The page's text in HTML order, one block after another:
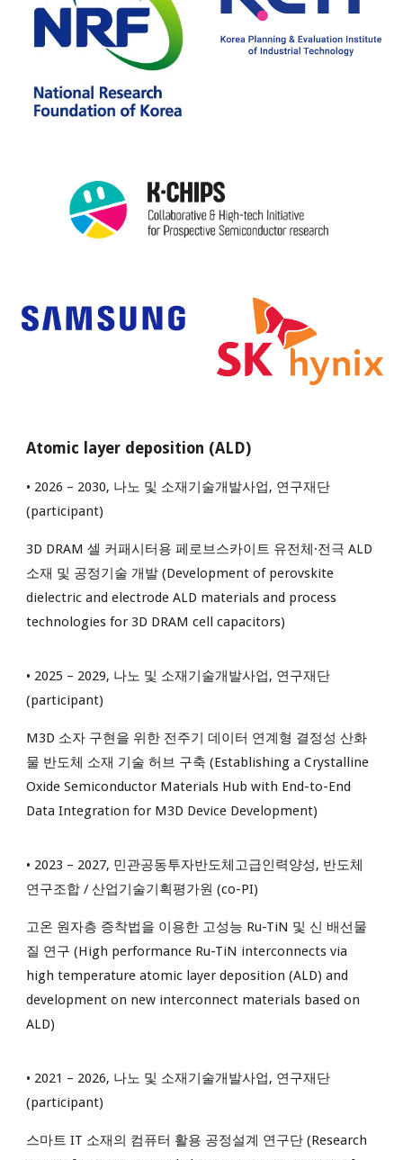
Atomic layer deposition (ALD)
• 2026 – 2030, 나노 및 소재기술개발사업, 연구재단
(participant)
3D DRAM 셀 커패시터용 페로브스카이트 유전체·전극 ALD
소재 및 공정기술 개발 (Development of perovskite
dielectric and electrode ALD materials and process
technologies for 3D DRAM cell capacitors)
• 2025 – 2029, 나노 및 소재기술개발사업, 연구재단
(participant)
M3D 소자 구현을 위한 전주기 데이터 연계형 결정성 산화
물 반도체 소재 기술 허브 구축 (Establishing a Crystalline
Oxide Semiconductor Materials Hub with End-to-End
Data Integration for M3D Device Development)
• 2023 – 2027, 민관공동투자반도체고급인력양성, 반도체
연구조합 / 산업기술기획평가원 (co-PI)
고온 원자층 증착법을 이용한 고성능 Ru-TiN 및 신 배선물
질 연구 (High performance Ru-TiN interconnects via
high temperature atomic layer deposition (ALD) and
development on new interconnect materials based on
ALD)
• 2021 – 2026, 나노 및 소재기술개발사업, 연구재단
(participant)
스마트 IT 소재의 컴퓨터 활용 공정설계 연구단 (Research